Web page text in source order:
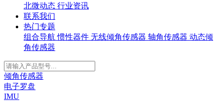
北微动态 行业资讯
联系我们
热门专题
组合导航 惯性器件 无线倾角传感器 轴角传感器 动态倾
角传感器
倾角传感器
电子罗盘
IMU